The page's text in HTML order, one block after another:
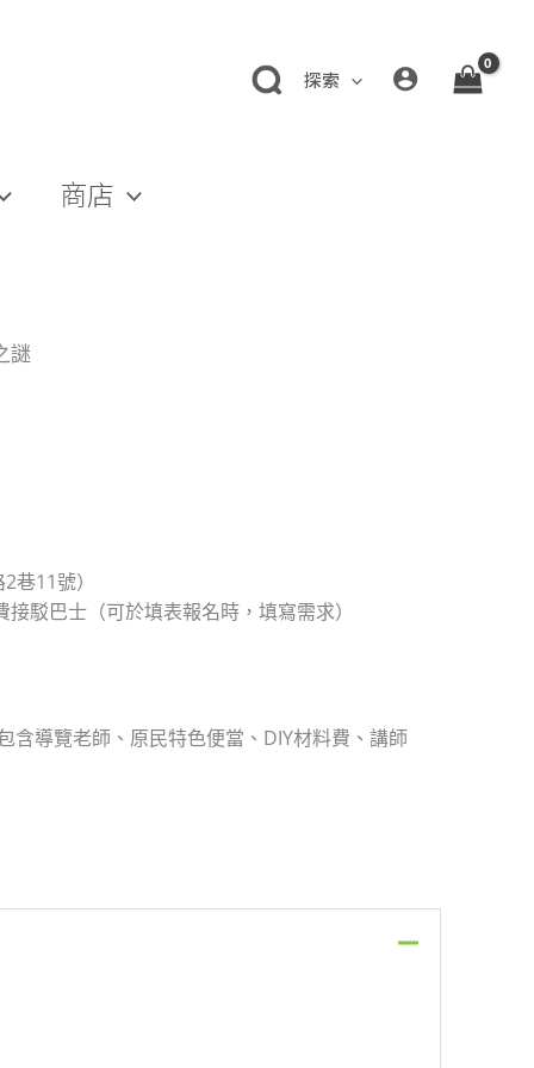
探索
商店
謎
巷11號）
駁巴士（可於填表報名時，填寫需求）
含導覽老師、原民特色便當、DIY材料費、講師